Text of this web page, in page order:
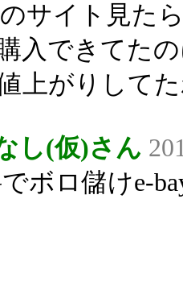
サイト見た
入できてた
上がりして
し(仮)さん
ボロ儲けe-